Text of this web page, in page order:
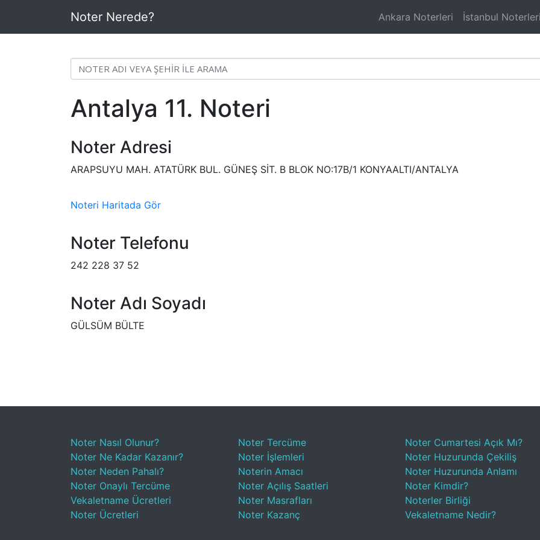
Noter Nerede? Ankara Noterleri İstanbul Noterleri
Antalya 11. Noteri
Noter Adresi
ARAPSUYU MAH. ATATÜRK BUL. GÜNEŞ SİT. B BLOK NO:17B/1 KONYAALTI/ANTALYA
Noteri Haritada Gör
Noter Telefonu
242 228 37 52
Noter Adı Soyadı
GÜLSÜM BÜLTE
Noter Nasıl Olunur?
Noter Ne Kadar Kazanır?
Noter Neden Pahalı?
Noter Onaylı Tercüme
Vekaletname Ücretleri
Noter Ücretleri
Noter Tercüme
Noter İşlemleri
Noterin Amacı
Noter Açılış Saatleri
Noter Masrafları
Noter Kazanç
Noter Cumartesi Açık Mı?
Noter Huzurunda Çekiliş
Noter Huzurunda Anlamı
Noter Kimdir?
Noterler Birliği
Vekaletname Nedir?